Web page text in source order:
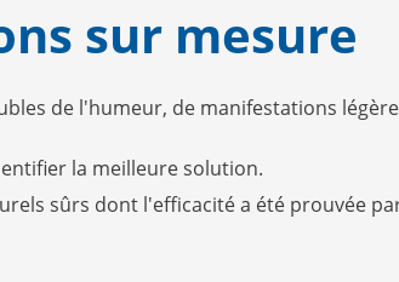
sur mesure
de l'humeur, de manifestations
la meilleure solution.
sûrs dont l'efficacité a été prouvée